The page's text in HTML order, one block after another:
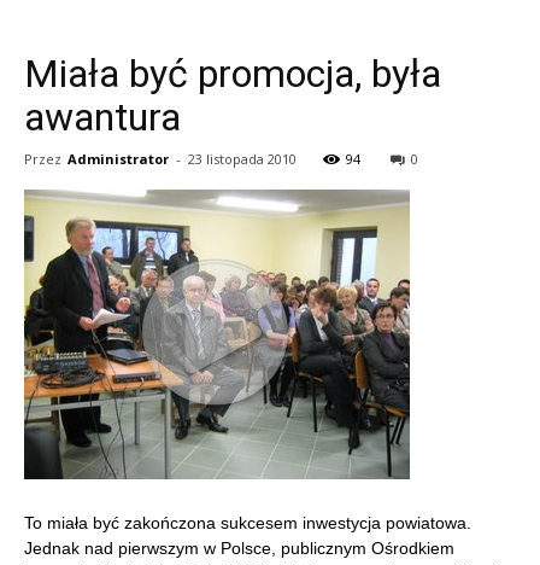
Miała być promocja, była
awantura
Przez Administrator - 23 listopada 2010 94 0
To miała być zakończona sukcesem inwestycja powiatowa.
Jednak nad pierwszym w Polsce, publicznym Ośrodkiem